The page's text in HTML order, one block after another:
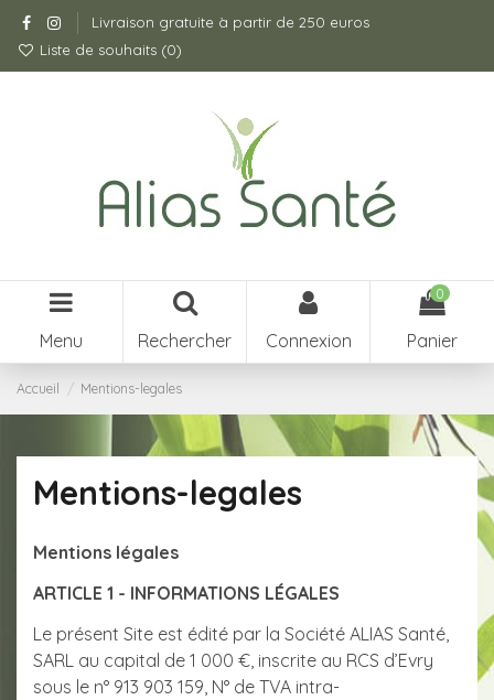
Livraison gratuite à partir de 250 euros
Liste de souhaits (0)
Menu Rechercher Connexion
0
Panier
Accueil Mentions-legales
Mentions-legales
Mentions légales
ARTICLE 1 - INFORMATIONS LÉGALES
Le présent Site est édité par la Société ALIAS Santé,
SARL au capital de 1 000 €, inscrite au RCS d’Evry
sous le n° 913 903 159, N° de TVA intra-